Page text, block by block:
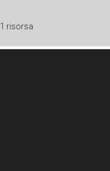
1 risorsa